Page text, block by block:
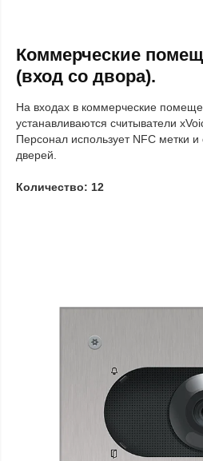
Коммерческие
(вход со двора).
На входах в коммерческие
устанавливаются считыватели
Персонал использует NFC метки
дверей.
Количество: 12